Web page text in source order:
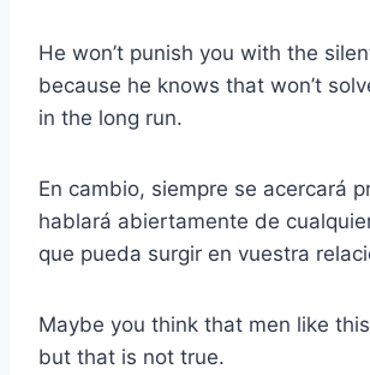
He won’t punish you with the
because he knows that won’t
in the long run.
En cambio, siempre se acercará
hablará abiertamente de
que pueda surgir en vuestra
Maybe you think that men like
but that is not true.